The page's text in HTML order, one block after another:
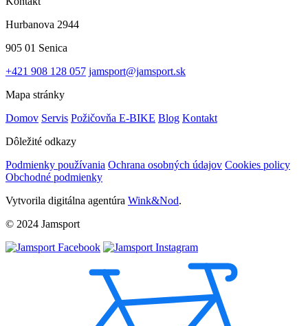
Hurbanova 2944
905 01 Senica
+421 908 128 057 jamsport@jamsport.sk
Mapa stránky
Domov Servis Požičovňa E-BIKE Blog Kontakt
Dôležité odkazy
Podmienky používania Ochrana osobných údajov Cookies policy
Obchodné podmienky
Vytvorila digitálna agentúra Wink&Nod.
© 2024 Jamsport